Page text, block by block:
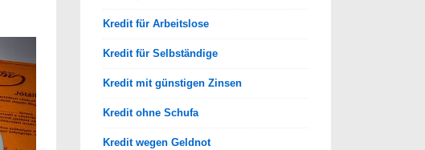
Kredit für Arbeitslose
Kredit für Selbständige
Kredit mit günstigen Zinsen
Kredit ohne Schufa
Kredit wegen Geldnot